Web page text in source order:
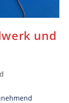
und